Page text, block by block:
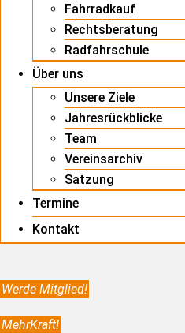
Fahrradkauf
Rechtsberatung
Radfahrschule
Über uns
Unsere Ziele
Jahresrückblicke
Team
Vereinsarchiv
Satzung
Termine
Kontakt
Werde Mitglied!
MehrKraft!